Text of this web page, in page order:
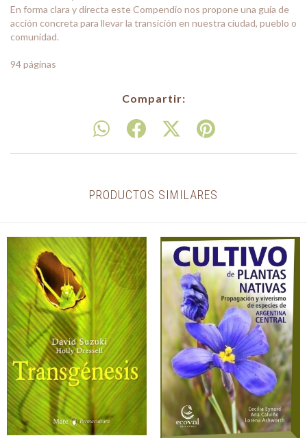
En forma clara y directa este Compendio nos propone una guía de
acción concreta para llevar la transición en nuestra ciudad, pueblo o
comunidad.
94 páginas
Compartir:
PRODUCTOS SIMILARES